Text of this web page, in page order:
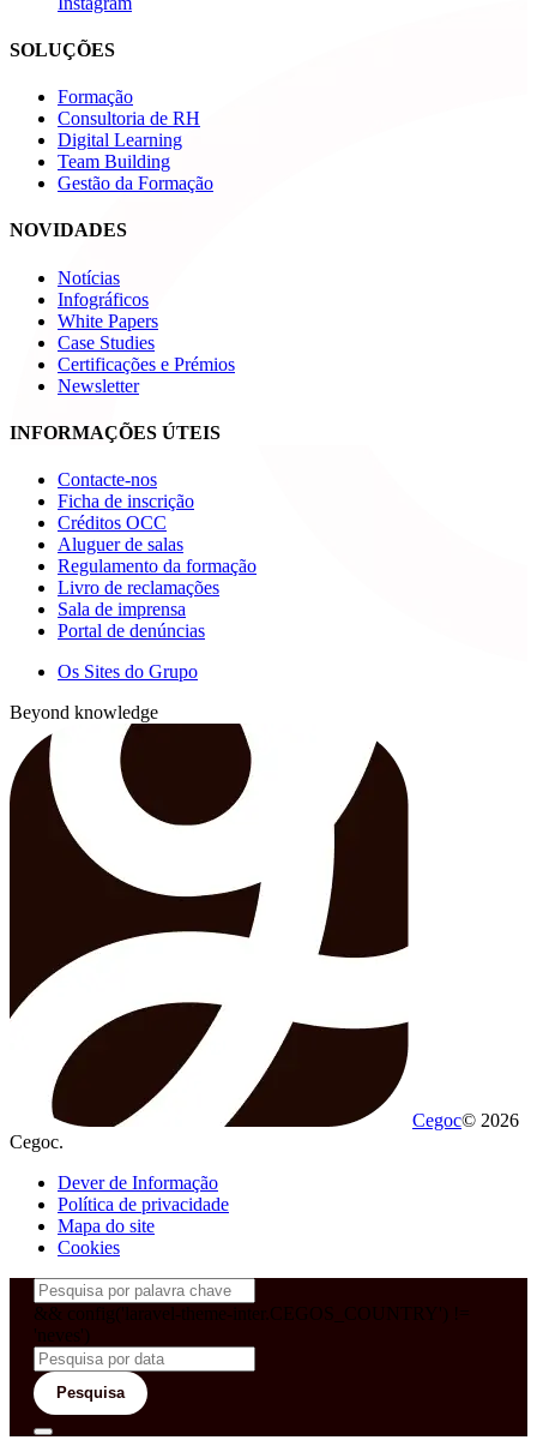
SOLUÇÕES
Formação
Consultoria de RH
Digital Learning
Team Building
Gestão da Formação
NOVIDADES
Notícias
Infográficos
White Papers
Case Studies
Certificações e Prémios
Newsletter
INFORMAÇÕES ÚTEIS
Contacte-nos
Ficha de inscrição
Créditos OCC
Aluguer de salas
Regulamento da formação
Livro de reclamações
Sala de imprensa
Portal de denúncias
Os Sites do Grupo
Beyond knowledge
Cegoc© 2026
Cegoc.
Dever de Informação
Política de privacidade
Mapa do site
Cookies
&& config('laravel-theme-inter.CEGOS_COUNTRY') !=
'neves')
Pesquisa